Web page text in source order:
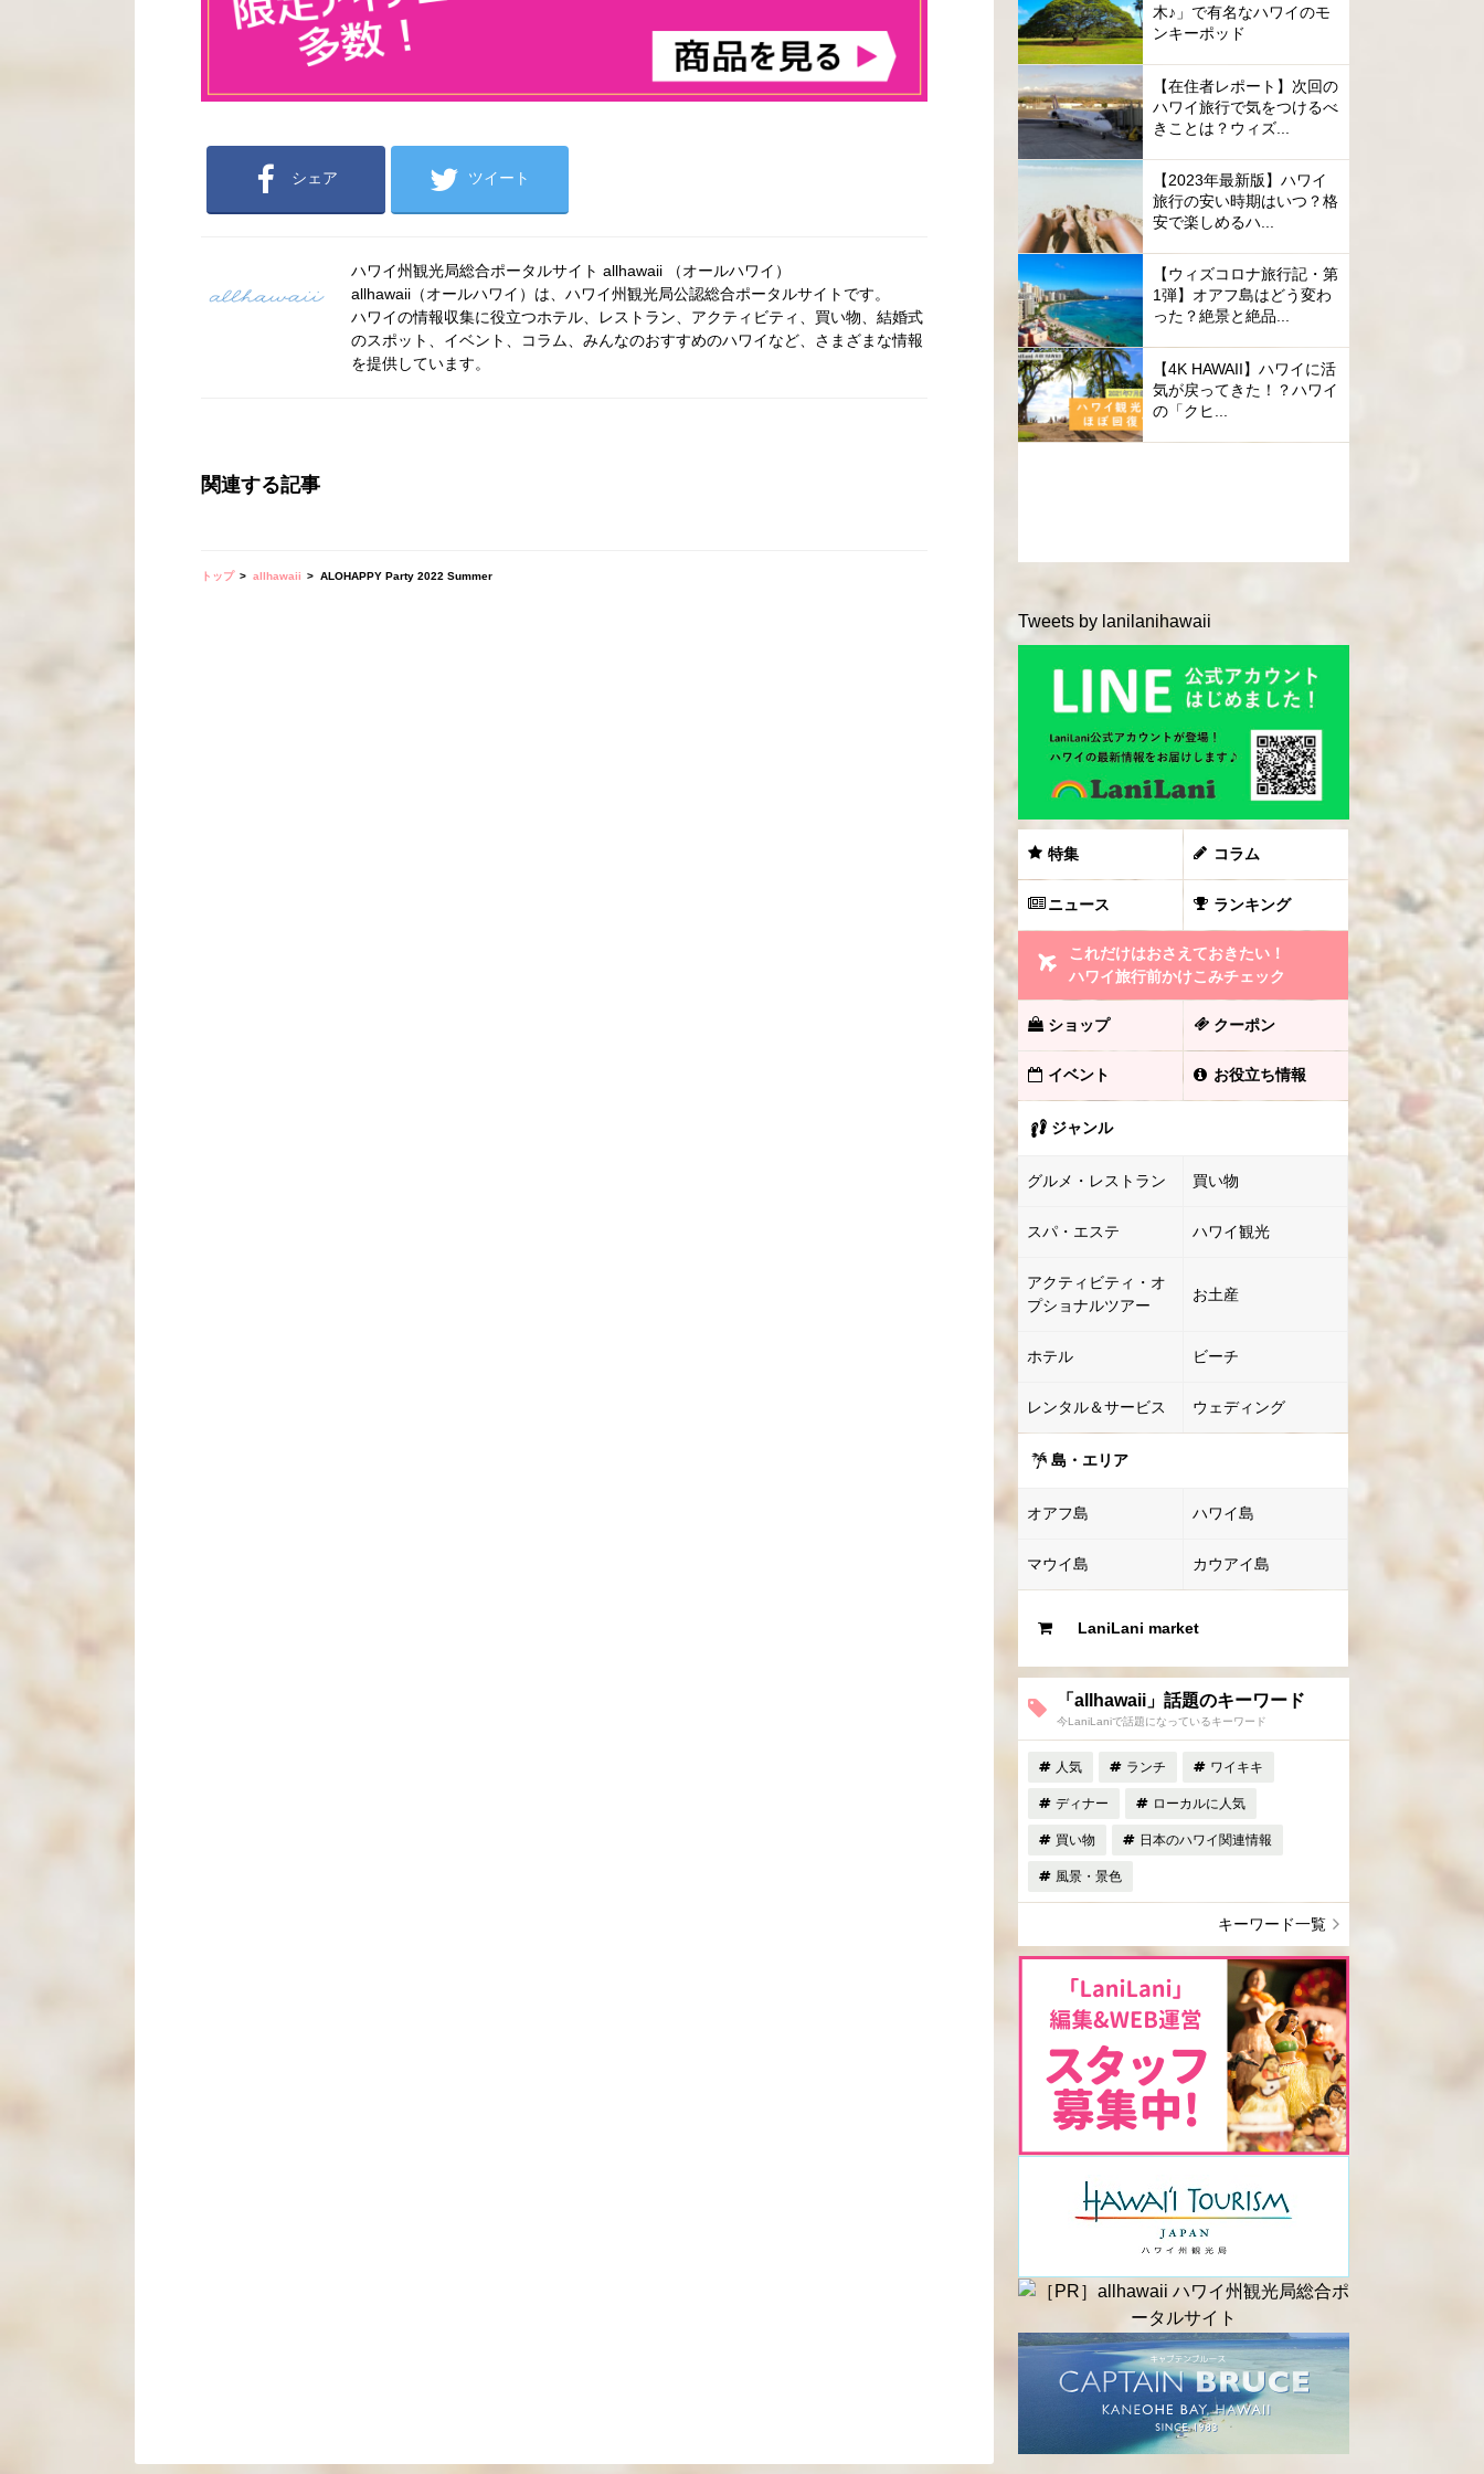
シェア ツイート
ハワイ州観光局総合ポータルサイト allhawaii （オールハワイ）
allhawaii（オールハワイ）は、ハワイ州観光局公認総合ポータルサイトです。
ハワイの情報収集に役立つホテル、レストラン、アクティビティ、買い物、結婚式
のスポット、イベント、コラム、みんなのおすすめのハワイなど、さまざまな情報
を提供しています。
関連する記事
トップ allhawaii ALOHAPPY Party 2022 Summer
木♪」で有名なハワイのモ
ンキーポッド
【在住者レポート】次回の
ハワイ旅行で気をつけるべ
きことは？ウィズ...
【2023年最新版】ハワイ
旅行の安い時期はいつ？格
安で楽しめるハ...
【ウィズコロナ旅行記・第
1弾】オアフ島はどう変わ
った？絶景と絶品...
【4K HAWAII】ハワイに活
気が戻ってきた！？ハワイ
の「クヒ...
Tweets by lanilanihawaii
特集 コラム
ニュース ランキング
これだけはおさえておきたい！
ハワイ旅行前かけこみチェック
ショップ クーポン
イベント お役立ち情報
ジャンル
グルメ・レストラン 買い物
スパ・エステ ハワイ観光
アクティビティ・オ
プショナルツアー
お土産
ホテル ビーチ
レンタル＆サービス ウェディング
島・エリア
オアフ島 ハワイ島
マウイ島 カウアイ島
LaniLani market
「allhawaii」話題のキーワード
今LaniLaniで話題になっているキーワード
人気 ランチ ワイキキ
ディナー ローカルに人気
買い物 日本のハワイ関連情報
風景・景色
キーワード一覧